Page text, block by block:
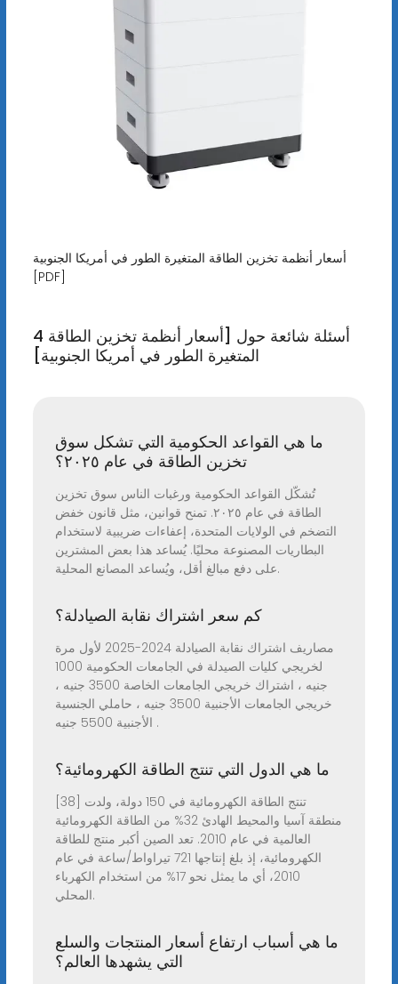
أسعار أنظمة تخزين الطاقة المتغيرة الطور في أمريكا الجنوبية
[PDF]
4 أسئلة شائعة حول [أسعار أنظمة تخزين الطاقة
المتغيرة الطور في أمريكا الجنوبية]
ما هي القواعد الحكومية التي تشكل سوق
تخزين الطاقة في عام ٢٠٢٥؟
تُشكّل القواعد الحكومية ورغبات الناس سوق تخزين
الطاقة في عام ٢٠٢٥. تمنح قوانين، مثل قانون خفض
التضخم في الولايات المتحدة، إعفاءات ضريبية لاستخدام
البطاريات المصنوعة محليًا. يُساعد هذا بعض المشترين
على دفع مبالغ أقل، ويُساعد المصانع المحلية.
كم سعر اشتراك نقابة الصيادلة؟
مصاريف اشتراك نقابة الصيادلة 2024-2025 لأول مرة
لخريجي كليات الصيدلة في الجامعات الحكومية 1000
جنيه ، اشتراك خريجي الجامعات الخاصة 3500 جنيه ،
خريجي الجامعات الأجنبية 3500 جنيه ، حاملي الجنسية
الأجنبية 5500 جنيه .
ما هي الدول التي تنتج الطاقة الكهرومائية؟
[38] تنتج الطاقة الكهرومائية في 150 دولة، ولدت
منطقة آسيا والمحيط الهادئ 32% من الطاقة الكهرومائية
العالمية في عام 2010. تعد الصين أكبر منتج للطاقة
الكهرومائية، إذ بلغ إنتاجها 721 تيراواط/ساعة في عام
2010، أي ما يمثل نحو 17% من استخدام الكهرباء
المحلي.
ما هي أسباب ارتفاع أسعار المنتجات والسلع
التي يشهدها العالم؟